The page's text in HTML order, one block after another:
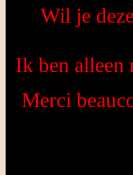
Wil je
Ik ben alleen
Merci